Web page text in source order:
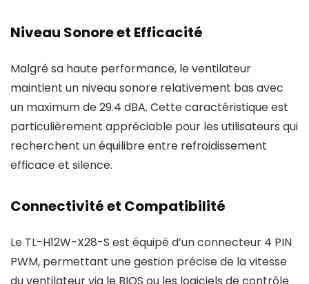
Niveau Sonore et Efficacité
Malgré sa haute performance, le ventilateur
maintient un niveau sonore relativement bas avec
un maximum de 29.4 dBA. Cette caractéristique est
particulièrement appréciable pour les utilisateurs qui
recherchent un équilibre entre refroidissement
efficace et silence.
Connectivité et Compatibilité
Le TL-H12W-X28-S est équipé d’un connecteur 4 PIN
PWM, permettant une gestion précise de la vitesse